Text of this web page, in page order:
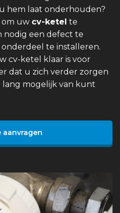
hem laat onderhouden?
om uw cv-ketel te
nodig een defect te
te installeren.
cv-ketel klaar is voor
dat u zich verder zorgen
lang mogelijk van kunt
aanvragen